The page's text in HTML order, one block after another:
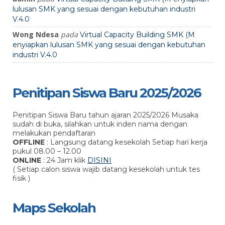
lulusan SMK yang sesuai dengan kebutuhan industri
V.4.0
Wong Ndesa pada Virtual Capacity Building SMK (M
enyiapkan lulusan SMK yang sesuai dengan kebutuhan
industri V.4.0
Penitipan Siswa Baru 2025/2026
Penitipan Siswa Baru tahun ajaran 2025/2026 Musaka
sudah di buka, silahkan untuk inden nama dengan
melakukan pendaftaran
OFFLINE : Langsung datang kesekolah Setiap hari kerja
pukul 08.00 – 12.00
ONLINE : 24 Jam klik DISINI
( Setiap calon siswa wajib datang kesekolah untuk tes
fisik )
Maps Sekolah